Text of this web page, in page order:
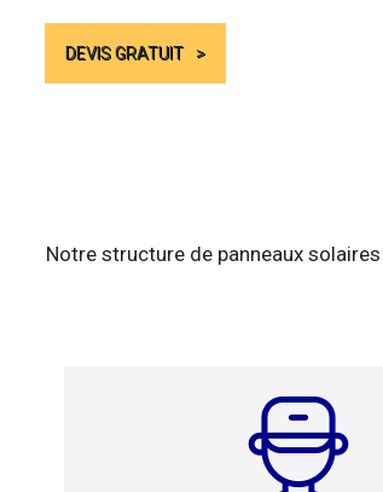
DEVIS GRATUIT
Notre structure de panneaux